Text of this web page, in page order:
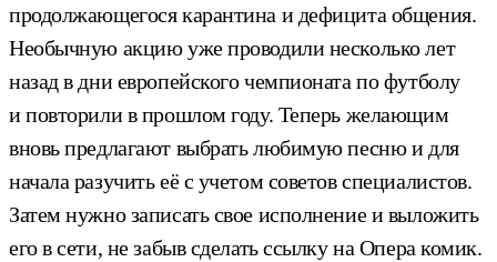
продолжающегося карантина и дефицита общения.
Необычную акцию уже проводили несколько лет
назад в дни европейского чемпионата по футболу
и повторили в прошлом году. Теперь желающим
вновь предлагают выбрать любимую песню и для
начала разучить её с учетом советов специалистов.
Затем нужно записать свое исполнение и выложить
его в сети, не забыв сделать ссылку на Опера комик.